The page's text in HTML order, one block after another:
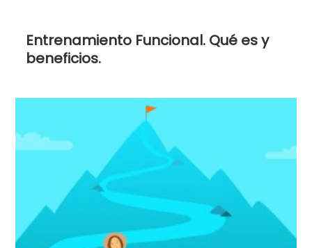
Entrenamiento Funcional. Qué es y
beneficios.